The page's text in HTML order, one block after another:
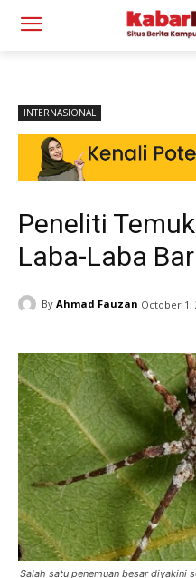
INTERNASIONAL
Peneliti
Laba-Laba
By Ahmad Fauzan October 1,
Salah satu penemuan besar diyakini